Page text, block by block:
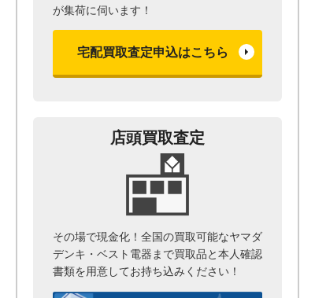
が集荷に伺います！
宅配買取査定申込はこちら
店頭買取査定
その場で現金化！全国の買取可能なヤマダ
デンキ・ベスト電器まで買取品と本人確認
書類を用意してお持ち込みください！